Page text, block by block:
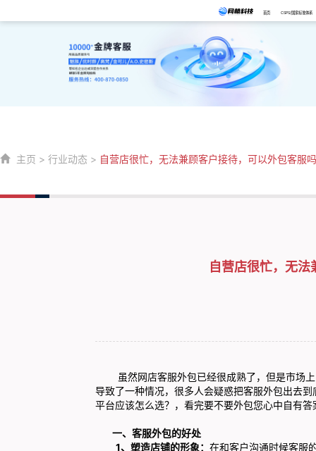
首页 CSPS/国家标准体系
主页 > 行业动态 > 自营店很忙，无法兼顾客户接待，可以外包客服
自营店很忙，无
虽然网店客服外包已经很成熟了，但是市场上
导致了一种情况，很多人会疑惑把客服外包出去
平台应该怎么选？，看完要不要外包您心中自有答
一、客服外包的好处
1、塑造店铺的形象： 在和客户沟通时候客服